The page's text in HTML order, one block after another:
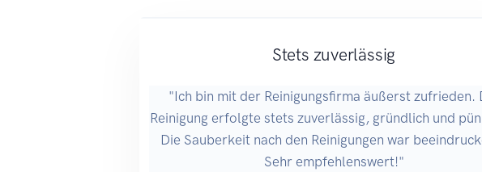
Stets zuverlässig
"Ich bin mit der Reinigungsfirma äußerst zufrieden.
Reinigung erfolgte stets zuverlässig, gründlich und
Die Sauberkeit nach den Reinigungen war
Sehr empfehlenswert!"